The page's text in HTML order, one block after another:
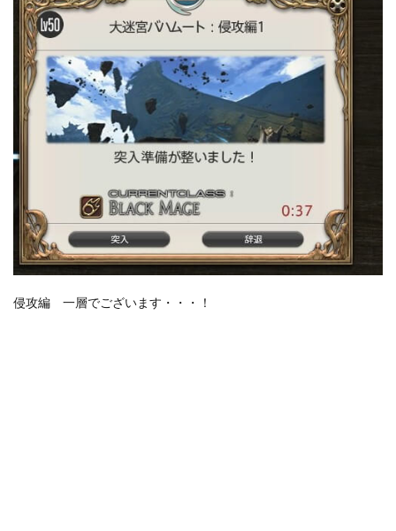
侵攻編 一層でございます・・・！